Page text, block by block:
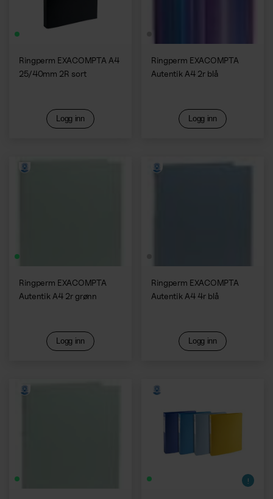
Ringperm EXACOMPTA A4
25/40mm 2R sort
Logg inn
Ringperm EXACOMPTA
Autentik A4 2r blå
Logg inn
Ringperm EXACOMPTA
Autentik A4 2r grønn
Logg inn
Ringperm EXACOMPTA
Autentik A4 4r blå
Logg inn